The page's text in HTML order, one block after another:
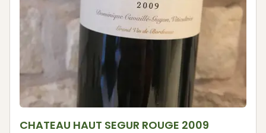
CHATEAU HAUT SEGUR ROUGE 2009